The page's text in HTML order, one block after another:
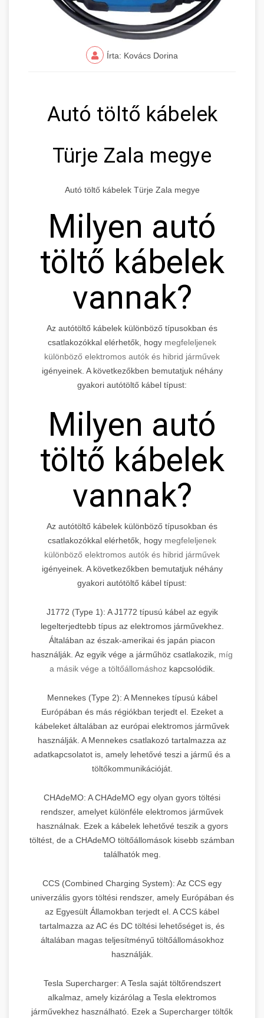
Írta: Kovács Dorina
Autó töltő kábelek
Türje Zala megye
Autó töltő kábelek Türje Zala megye
Milyen autó
töltő kábelek
vannak?
Az autótöltő kábelek különböző típusokban és
csatlakozókkal elérhetők, hogy megfeleljenek
különböző elektromos autók és hibrid járművek
igényeinek. A következőkben bemutatjuk néhány
gyakori autótöltő kábel típust:
Milyen autó
töltő kábelek
vannak?
Az autótöltő kábelek különböző típusokban és
csatlakozókkal elérhetők, hogy megfeleljenek
különböző elektromos autók és hibrid járművek
igényeinek. A következőkben bemutatjuk néhány
gyakori autótöltő kábel típust:
J1772 (Type 1): A J1772 típusú kábel az egyik
legelterjedtebb típus az elektromos járművekhez.
Általában az észak-amerikai és japán piacon
használják. Az egyik vége a járműhöz csatlakozik, míg
a másik vége a töltőállomáshoz kapcsolódik.
Mennekes (Type 2): A Mennekes típusú kábel
Európában és más régiókban terjedt el. Ezeket a
kábeleket általában az európai elektromos járművek
használják. A Mennekes csatlakozó tartalmazza az
adatkapcsolatot is, amely lehetővé teszi a jármű és a
töltőkommunikációját.
CHAdeMO: A CHAdeMO egy olyan gyors töltési
rendszer, amelyet különféle elektromos járművek
használnak. Ezek a kábelek lehetővé teszik a gyors
töltést, de a CHAdeMO töltőállomások kisebb számban
találhatók meg.
CCS (Combined Charging System): Az CCS egy
univerzális gyors töltési rendszer, amely Európában és
az Egyesült Államokban terjedt el. A CCS kábel
tartalmazza az AC és DC töltési lehetőséget is, és
általában magas teljesítményű töltőállomásokhoz
használják.
Tesla Supercharger: A Tesla saját töltőrendszert
alkalmaz, amely kizárólag a Tesla elektromos
járművekhez használható. Ezek a Supercharger töltők